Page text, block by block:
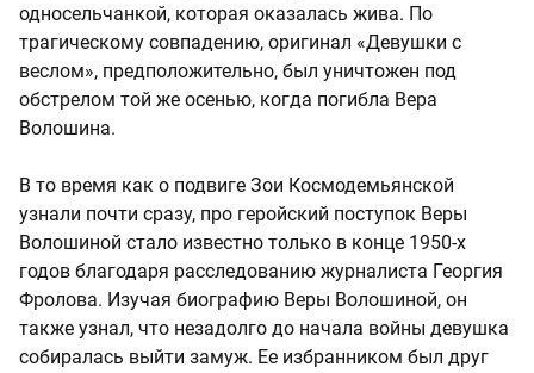
односельчанкой, которая оказалась жива. По
трагическому совпадению, оригинал «Девушки с
веслом», предположительно, был уничтожен под
обстрелом той же осенью, когда погибла Вера
Волошина.
В то время как о подвиге Зои Космодемьянской
узнали почти сразу, про геройский поступок Веры
Волошиной стало известно только в конце 1950-х
годов благодаря расследованию журналиста Георгия
Фролова. Изучая биографию Веры Волошиной, он
также узнал, что незадолго до начала войны девушка
собиралась выйти замуж. Ее избранником был друг